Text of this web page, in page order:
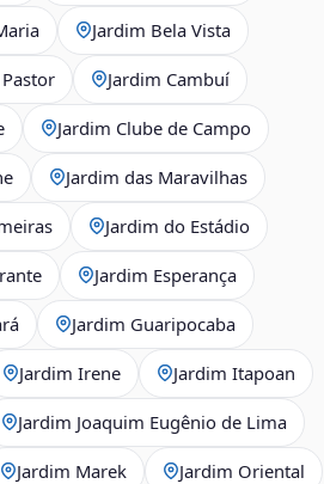
Jardim Bela Vista
Jardim Cambuí
Jardim Clube de Campo
Jardim das Maravilhas
Jardim do Estádio
Jardim Esperança
Jardim Guaripocaba
Jardim Irene Jardim Itapoan
Jardim Joaquim Eugênio de Lima
Jardim Marek Jardim Oriental